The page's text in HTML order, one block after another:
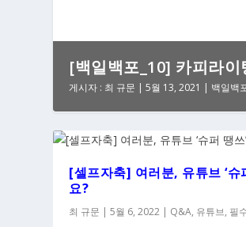
[백일백포_10] 카피라
게시자 : 최 규문 |5월 13, 2021 | 백일백
[셀프자축] 여러분, 유튜브 ‘슈
요?
최 규문 |5월 6, 2022 | Q&A, 유튜브, 필